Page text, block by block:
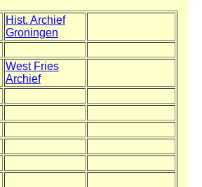
Hist. Archief
Groningen
West Fries
Archief